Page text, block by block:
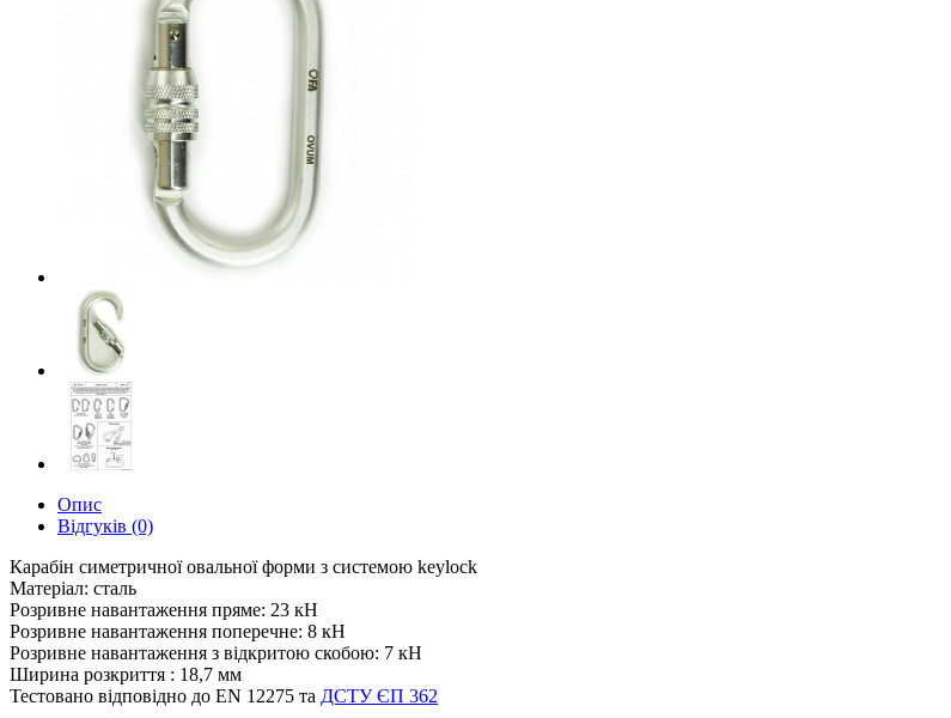
Опис
Відгуків (0)
Карабін симетричної овальної форми з системою keylock
Матеріал: сталь
Розривне навантаження пряме: 23 кН
Розривне навантаження поперечне: 8 кН
Розривне навантаження з відкритою скобою: 7 кН
Ширина розкриття : 18,7 мм
Тестовано відповідно до EN 12275 та ДСТУ ЄП 362